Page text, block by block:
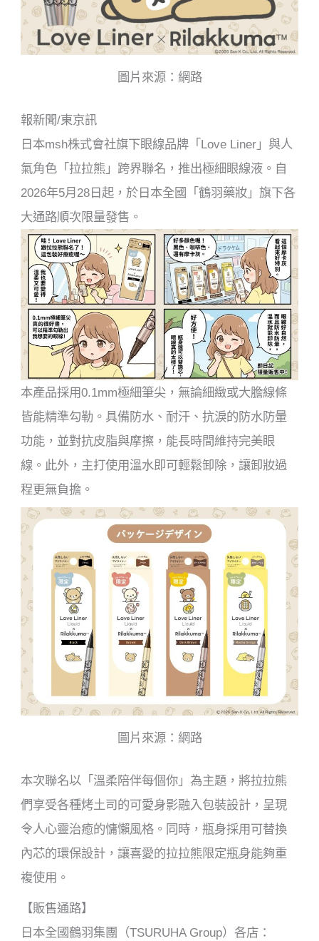
圖片來源：網路
報新聞/東京訊
日本msh株式會社旗下眼線品牌「Love Liner」與人
氣角色「拉拉熊」跨界聯名，推出極細眼線液。自
2026年5月28日起，於日本全國「鶴羽藥妝」旗下各
大通路順次限量發售。
本產品採用0.1mm極細筆尖，無論細緻或大膽線條
皆能精準勾勒。具備防水、耐汗、抗淚的防水防暈
功能，並對抗皮脂與摩擦，能長時間維持完美眼
線。此外，主打使用溫水即可輕鬆卸除，讓卸妝過
程更無負擔。
圖片來源：網路
本次聯名以「溫柔陪伴每個你」為主題，將拉拉熊
們享受各種烤土司的可愛身影融入包裝設計，呈現
令人心靈治癒的慵懶風格。同時，瓶身採用可替換
內芯的環保設計，讓喜愛的拉拉熊限定瓶身能夠重
複使用。
【販售通路】
日本全國鶴羽集團（TSURUHA Group）各店：